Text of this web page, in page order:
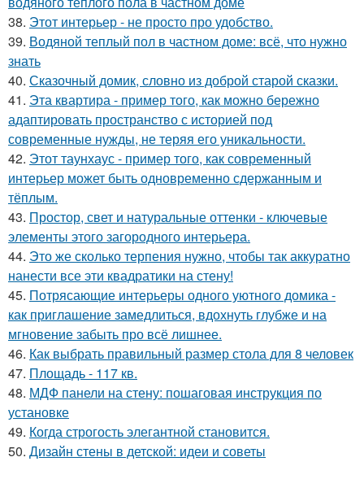
38. Этот интерьер - не просто про удобство.
39. Водяной теплый пол в частном доме: всё, что нужно
знать
40. Сказочный домик, словно из доброй старой сказки.
41. Эта квартира - пример того, как можно бережно
адаптировать пространство с историей под
современные нужды, не теряя его уникальности.
42. Этот таунхаус - пример того, как современный
интерьер может быть одновременно сдержанным и
тёплым.
43. Простор, свет и натуральные оттенки - ключевые
элементы этого загородного интерьера.
44. Это же сколько терпения нужно, чтобы так аккуратно
нанести все эти квадратики на стену!
45. Потрясающие интерьеры одного уютного домика -
как приглашение замедлиться, вдохнуть глубже и на
мгновение забыть про всё лишнее.
46. Как выбрать правильный размер стола для 8 человек
47. Площадь - 117 кв.
48. МДФ панели на стену: пошаговая инструкция по
установке
49. Когда строгость элегантной становится.
50. Дизайн стены в детской: идеи и советы